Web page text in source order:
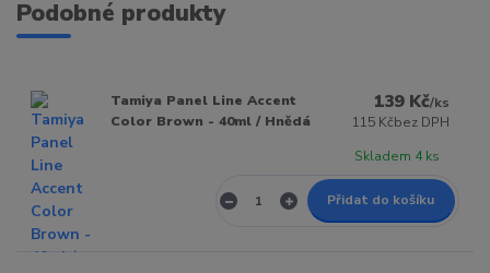
Podobné produkty
Tamiya Panel Line Accent
Color Brown - 40ml / Hnědá
139 Kč/ks
115 Kčbez DPH
Skladem 4 ks
Přidat do košíku